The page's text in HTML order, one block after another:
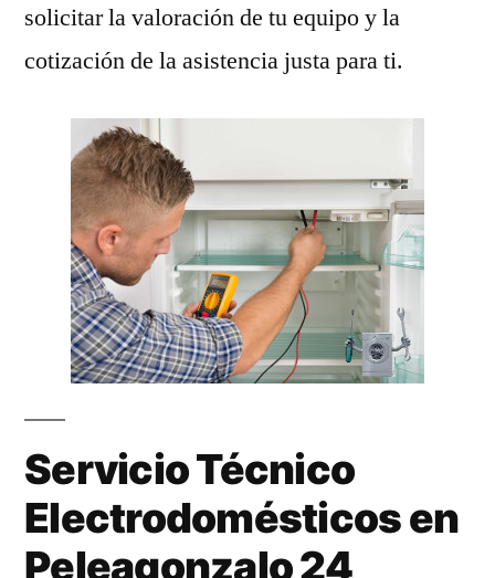
solicitar la valoración de tu equipo y la
cotización de la asistencia justa para ti.
Servicio Técnico
Electrodomésticos en
Peleagonzalo 24